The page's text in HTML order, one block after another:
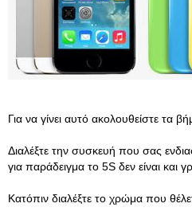
Για να γίνει αυτό ακολουθείστε τα
Διαλέξτε την συσκευή που σας
για παράδειγμα το 5S δεν είναι και
Κατόπιν διαλέξτε το χρώμα που